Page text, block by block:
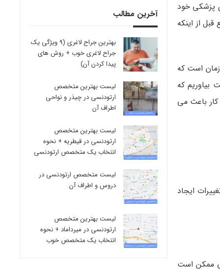
پزشکی خود
واقع قبل از اینکه
است که
که
باعث می
بسیاری از تغییرات ایجاد
ممکن است
آخرین مطالب
بهترین جراح لاغری (9 ویژگی یک
جراح لاغری خوب + روش های
پیدا کردن آن)
لیست بهترین متخصص
ارتودنسی در چیذر و نواحی
اطراف آن
لیست بهترین متخصص
ارتودنسی در قیطریه + نحوه
انتخاب یک متخصص ارتودنسی
لیست متخصص ارتودنسی در
دروس و اطراف آن
لیست بهترین متخصص
ارتودنسی در میرداماد + نحوه
انتخاب یک متخصص خوب